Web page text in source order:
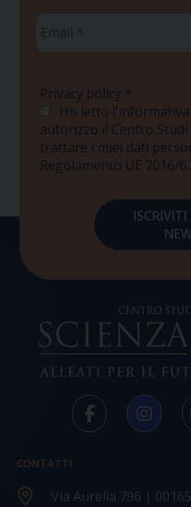
Privacy policy *
Ho letto
autorizzo il Centro Studi
trattare i miei dati
Regolamento UE 2016/
CONTATTI
Via Aurelia 796 |